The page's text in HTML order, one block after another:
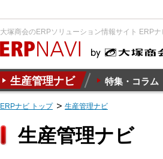
大塚商会のERPソリューション情報サイト ERPナ
生産管理ナビ 特集・コラム
ERPナビ トップ 生産管理ナビ
生産管理ナビ